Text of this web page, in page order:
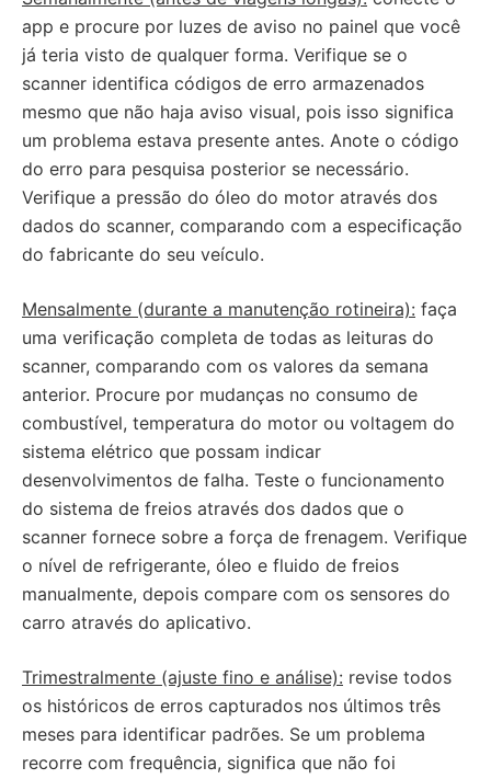
app e procure por luzes de aviso no painel que você
já teria visto de qualquer forma. Verifique se o
scanner identifica códigos de erro armazenados
mesmo que não haja aviso visual, pois isso significa
um problema estava presente antes. Anote o código
do erro para pesquisa posterior se necessário.
Verifique a pressão do óleo do motor através dos
dados do scanner, comparando com a especificação
do fabricante do seu veículo.
Mensalmente (durante a manutenção rotineira): faça
uma verificação completa de todas as leituras do
scanner, comparando com os valores da semana
anterior. Procure por mudanças no consumo de
combustível, temperatura do motor ou voltagem do
sistema elétrico que possam indicar
desenvolvimentos de falha. Teste o funcionamento
do sistema de freios através dos dados que o
scanner fornece sobre a força de frenagem. Verifique
o nível de refrigerante, óleo e fluido de freios
manualmente, depois compare com os sensores do
carro através do aplicativo.
Trimestralmente (ajuste fino e análise): revise todos
os históricos de erros capturados nos últimos três
meses para identificar padrões. Se um problema
recorre com frequência, significa que não foi